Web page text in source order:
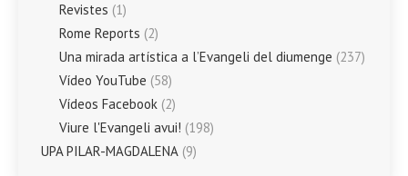
Revistes (1)
Rome Reports (2)
Una mirada artística a l’Evangeli del diumenge (237)
Vídeo YouTube (58)
Vídeos Facebook (2)
Viure l'Evangeli avui! (198)
UPA PILAR-MAGDALENA (9)